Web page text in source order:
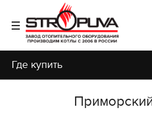
Где купить